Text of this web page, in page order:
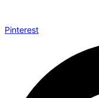
Pinterest